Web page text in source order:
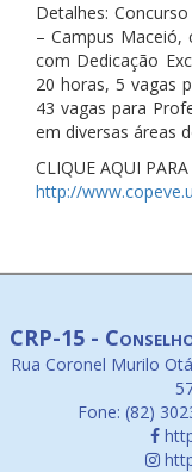
Detalhes:
– Campus Maceió,
com Dedicação
20 horas, 5 vagas
43 vagas para
em diversas áreas
CLIQUE AQUI PARA
http://
CRP-15 -
Rua Coronel Murilo
Fone: (82)